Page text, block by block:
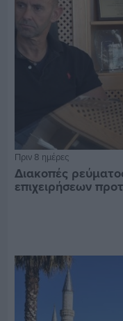
Πριν 8 ημέρες
Διακοπές
επιχειρήσεων